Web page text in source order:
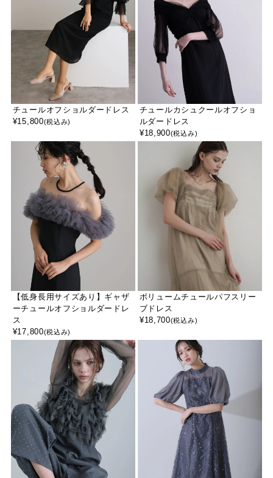
チュールオフショルダードレス
¥15,800(税込み)
チュールカシュクールオフショ
ルダードレス
¥18,900(税込み)
【低身長用サイズあり】ギャザ
ーチュールオフショルダードレ
ス
¥17,800(税込み)
ボリュームチュールパフスリー
ブドレス
¥18,700(税込み)